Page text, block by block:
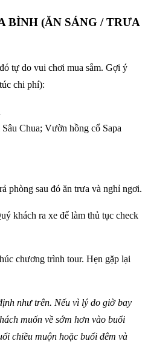
BÌNH (ĂN SÁNG / TRƯA
tự do vui chơi mua sắm. Gợi ý
chi phí):
Chua; Vườn hồng cổ Sapa
phòng sau đó ăn trưa và nghỉ ngơi.
khách ra xe để làm thủ tục check
chương trình tour. Hẹn gặp lại
như trên. Nếu vì lý do giờ bay
muốn về sớm hơn vào buổi
chiều muộn hoặc buổi đêm và